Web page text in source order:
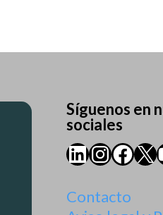
Síguenos en
sociales
LinkedIn
X
Contacto